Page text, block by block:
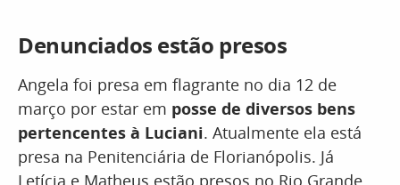
Denunciados estão presos
Angela foi presa em flagrante no dia 12 de
março por estar em posse de diversos bens
pertencentes à Luciani. Atualmente ela está
presa na Penitenciária de Florianópolis. Já
Letícia e Matheus estão presos no Rio Grande